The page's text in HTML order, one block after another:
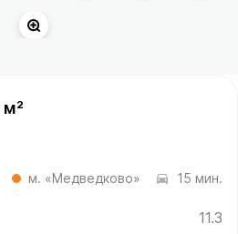
м. «Медведково» 15 мин.
11.3